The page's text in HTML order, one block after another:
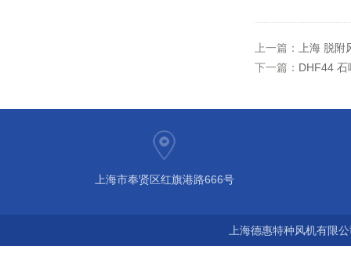
上一篇：
上海 脱
下一篇： DHF44
上海市奉贤区红旗港路666号
上海德惠特种风机有限